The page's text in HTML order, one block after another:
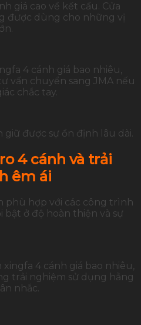
giá cao về kết cấu. Cửa
được dùng cho những vị
4 cánh giá bao nhiêu,
vấn chuyển sang JMA nếu
chắc tay.
giữ được sự ổn định lâu dài.
4 cánh và trải
êm ái
phù hợp với các công trình
bật ở độ hoàn thiện và sự
4 cánh giá bao nhiêu,
trải nghiệm sử dụng hằng
nhắc.